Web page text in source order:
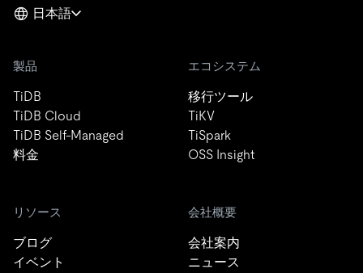
日本語
製品
TiDB
TiDB Cloud
TiDB Self-Managed
料金
エコシステム
移行ツール
TiKV
TiSpark
OSS Insight
リソース
ブログ
イベント
会社概要
会社案内
ニュース